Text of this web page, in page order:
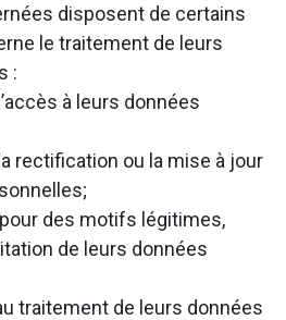
disposent de certains
le traitement de leurs
:
à leurs données
rectification ou la mise à jour
des motifs légitimes,
de leurs données
traitement de leurs données